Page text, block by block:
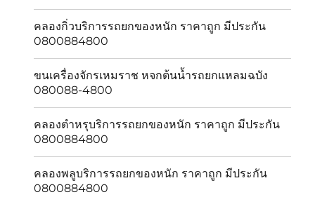
คลองกิ่วบริการรถยกของหนัก ราคาถูก มีประกัน
0800884800
ขนเครื่องจักรเหมราช หจกต้นน้ำรถยกแหลมฉบัง
080088-4800
คลองตำหรุบริการรถยกของหนัก ราคาถูก มีประกัน
0800884800
คลองพลูบริการรถยกของหนัก ราคาถูก มีประกัน
0800884800